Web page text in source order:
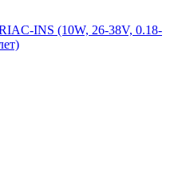
INS (10W, 26-38V, 0.18-